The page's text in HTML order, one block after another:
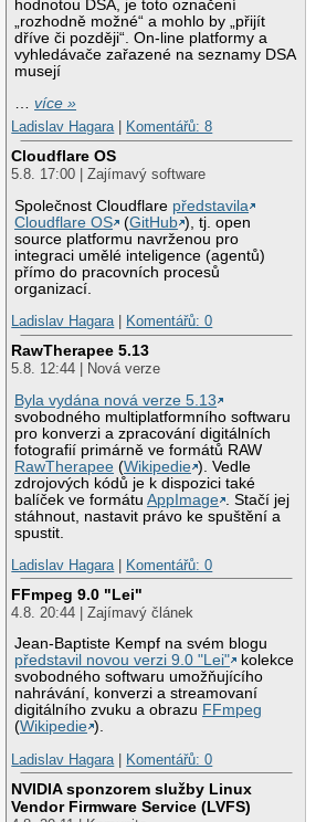
hodnotou DSA, je toto označení
„rozhodně možné“ a mohlo by „přijít
dříve či později“. On-line platformy a
vyhledávače zařazené na seznamy DSA
musejí
…více »
Ladislav Hagara| Komentářů: 8
Cloudflare OS
5.8. 17:00 | Zajímavý software
Společnost Cloudflare představila
Cloudflare OS
(GitHub ), tj. open
source platformu navrženou pro
integraci umělé inteligence (agentů)
přímo do pracovních procesů
organizací.
Ladislav Hagara| Komentářů: 0
RawTherapee 5.13
5.8. 12:44 | Nová verze
Byla vydána nová verze 5.13
svobodného multiplatformního softwaru
pro konverzi a zpracování digitálních
fotografií primárně ve formátů RAW
RawTherapee (Wikipedie ). Vedle
zdrojových kódů je k dispozici také
balíček ve formátuAppImage
. Stačí jej
stáhnout, nastavit právo ke spuštění a
spustit.
Ladislav Hagara| Komentářů: 0
FFmpeg 9.0 "Lei"
4.8. 20:44 | Zajímavý článek
Jean-Baptiste Kempf na svém blogu
představil novou verzi 9.0 "Lei"
kolekce
svobodného softwaru umožňujícího
nahrávání, konverzi a streamovaní
digitálního zvuku a obrazu FFmpeg
(Wikipedie ).
Ladislav Hagara| Komentářů: 0
NVIDIA sponzorem služby Linux
Vendor Firmware Service (LVFS)